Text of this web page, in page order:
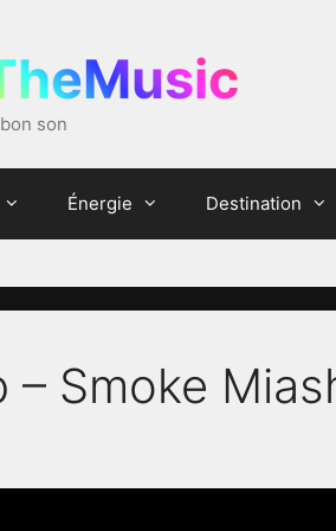
son
Énergie Destination
– Smoke